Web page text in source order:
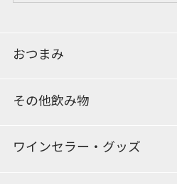
おつまみ
その他飲み物
ワインセラー・グッズ